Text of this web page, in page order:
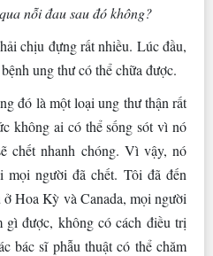
nỗi đau sau đó không?
chịu đựng rất nhiều. Lúc đầu,
ung thư có thể chữa được.
đó là một loại ung thư thận rất
không ai có thể sống sót vì nó
chết nhanh chóng. Vì vậy, nó
mọi người đã chết. Tôi đã đến
Hoa Kỳ và Canada, mọi người
gì được, không có cách điều trị
bác sĩ phẫu thuật có thể chăm